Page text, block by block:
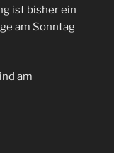
ist bisher ein
am Sonntag
am